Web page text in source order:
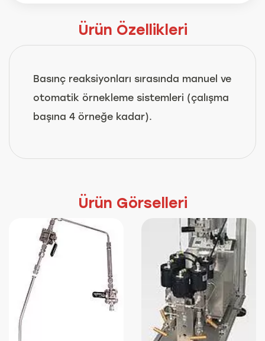
Ürün Özellikleri
Basınç reaksiyonları sırasında manuel ve
otomatik örnekleme sistemleri (çalışma
başına 4 örneğe kadar).
Ürün Görselleri